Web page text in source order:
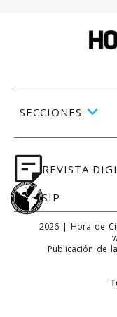
REVISTA
SIP
SECCIONES
2026| Hora de
Publicación de